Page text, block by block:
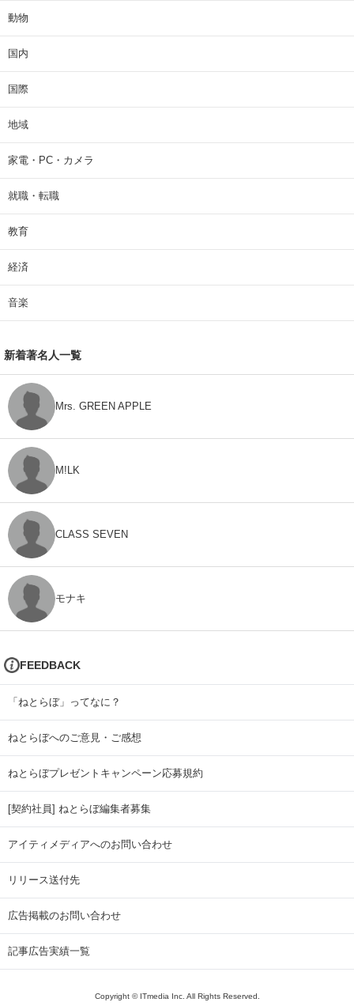
動物
国内
国際
地域
家電・PC・カメラ
就職・転職
教育
経済
音楽
新着著名人一覧
Mrs. GREEN APPLE
M!LK
CLASS SEVEN
モナキ
FEEDBACK
「ねとらぼ」ってなに？
ねとらぼへのご意見・ご感想
ねとらぼプレゼントキャンペーン応募規約
[契約社員] ねとらぼ編集者募集
アイティメディアへのお問い合わせ
リリース送付先
広告掲載のお問い合わせ
記事広告実績一覧
Copyright © ITmedia Inc. All Rights Reserved.